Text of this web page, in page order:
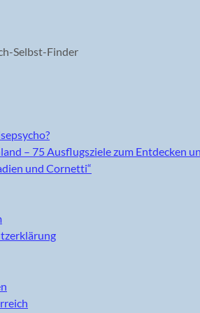
Selbst-Finder
– 75 Ausflugsziele zum Entdecken
und Cornetti“